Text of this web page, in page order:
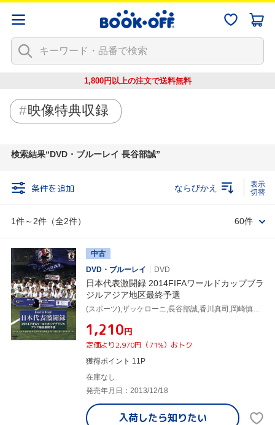
1,800円以上の注文で送料無料
映像特典収録
検索結果 DVD・ブルーレイ 長谷部誠
条件を追加
1件～2件（全2件）
ならびかえ
60件
中古
DVD・ブルーレイ
DVD
日本代表激闘録 2014FIFAワールドカップブラ
ジルアジア地区最終予選
(スポーツ),ザッケローニ,長谷部誠,香川真司,岡崎慎司,遠藤保仁,今野泰幸,長友佑都
¥1,210円
定価より2,970円（71%）おトク
獲得ポイント 11P
在庫なし
発売年月日：2013/12/18
入荷したら知りたい